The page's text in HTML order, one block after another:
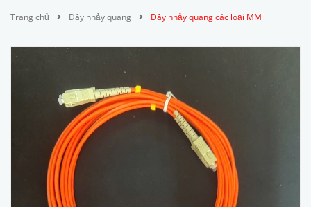
Trang chủ Dây nhảy quang Dây nhảy quang các loại MM